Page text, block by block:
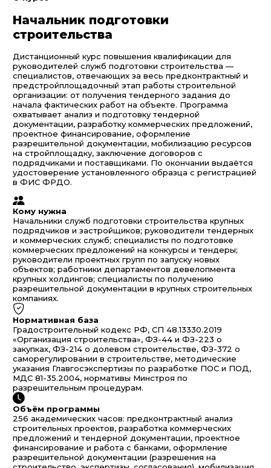
Начальник подготовки
строительства
Дистанционный курс повышения квалификации для
руководителей служб подготовки строительства —
специалистов, отвечающих за весь предконтрактный и
предстройплощадочный этап работы строительной
организации: от получения тендерного задания до
начала фактических работ на объекте. Программа
охватывает анализ и подготовку тендерной
документации, разработку коммерческих предложений,
проектное финансирование, оформление
разрешительной документации, мобилизацию ресурсов
на стройплощадку, заключение договоров с
подрядчиками и поставщиками. По окончании выдаётся
удостоверение установленного образца с регистрацией
в ФИС ФРДО.
Кому нужна
Начальники служб подготовки строительства крупных
подрядчиков и застройщиков; руководители тендерных
и коммерческих служб; специалисты по подготовке
коммерческих предложений на конкурсы и тендеры;
руководители проектных групп по запуску новых
объектов; работники департаментов девелопмента
крупных холдингов; специалисты по получению
разрешительной документации в крупных строительных
компаниях.
Нормативная база
Градостроительный кодекс РФ, СП 48.13330.2019
«Организация строительства», ФЗ-44 и ФЗ-223 о
закупках, ФЗ-214 о долевом строительстве, ФЗ-372 о
саморегулировании в строительстве, методические
указания Главгосэкспертизы по разработке ПОС и ПОД,
МДС 81-35.2004, нормативы Минстроя по
разрешительным процедурам.
Объём программы
256 академических часов: предконтрактный анализ
строительных проектов, разработка коммерческих
предложений и тендерной документации, проектное
финансирование и работа с банками, оформление
разрешительной документации (разрешения на